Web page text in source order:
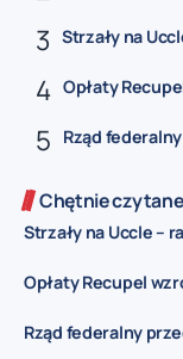
Strzały na
Opłaty
Rząd
Chętnie
Strzały na Uccle –
Opłaty Recupel
Rząd federalny